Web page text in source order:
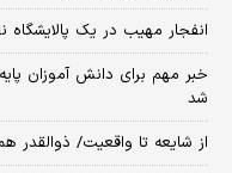
انفجار مهیب در یک پالایشگاه
خبر مهم برای دانش آموزان
شد
از شایعه تا واقعیت/ ذوالقدر